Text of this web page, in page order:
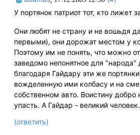
У портянок патриот тот, кто лижет
Они любят не страну и не вошьдя
первыми), они дорожат местом у
Поэтому им не понять, что можно
заведомо непонятное для "народа"
благодаря Гайдару эти же
вожделенную ими колбасу и на
собственном авто. Воистину добро
упасть. А Гайдар - великий человек.
(ответить)